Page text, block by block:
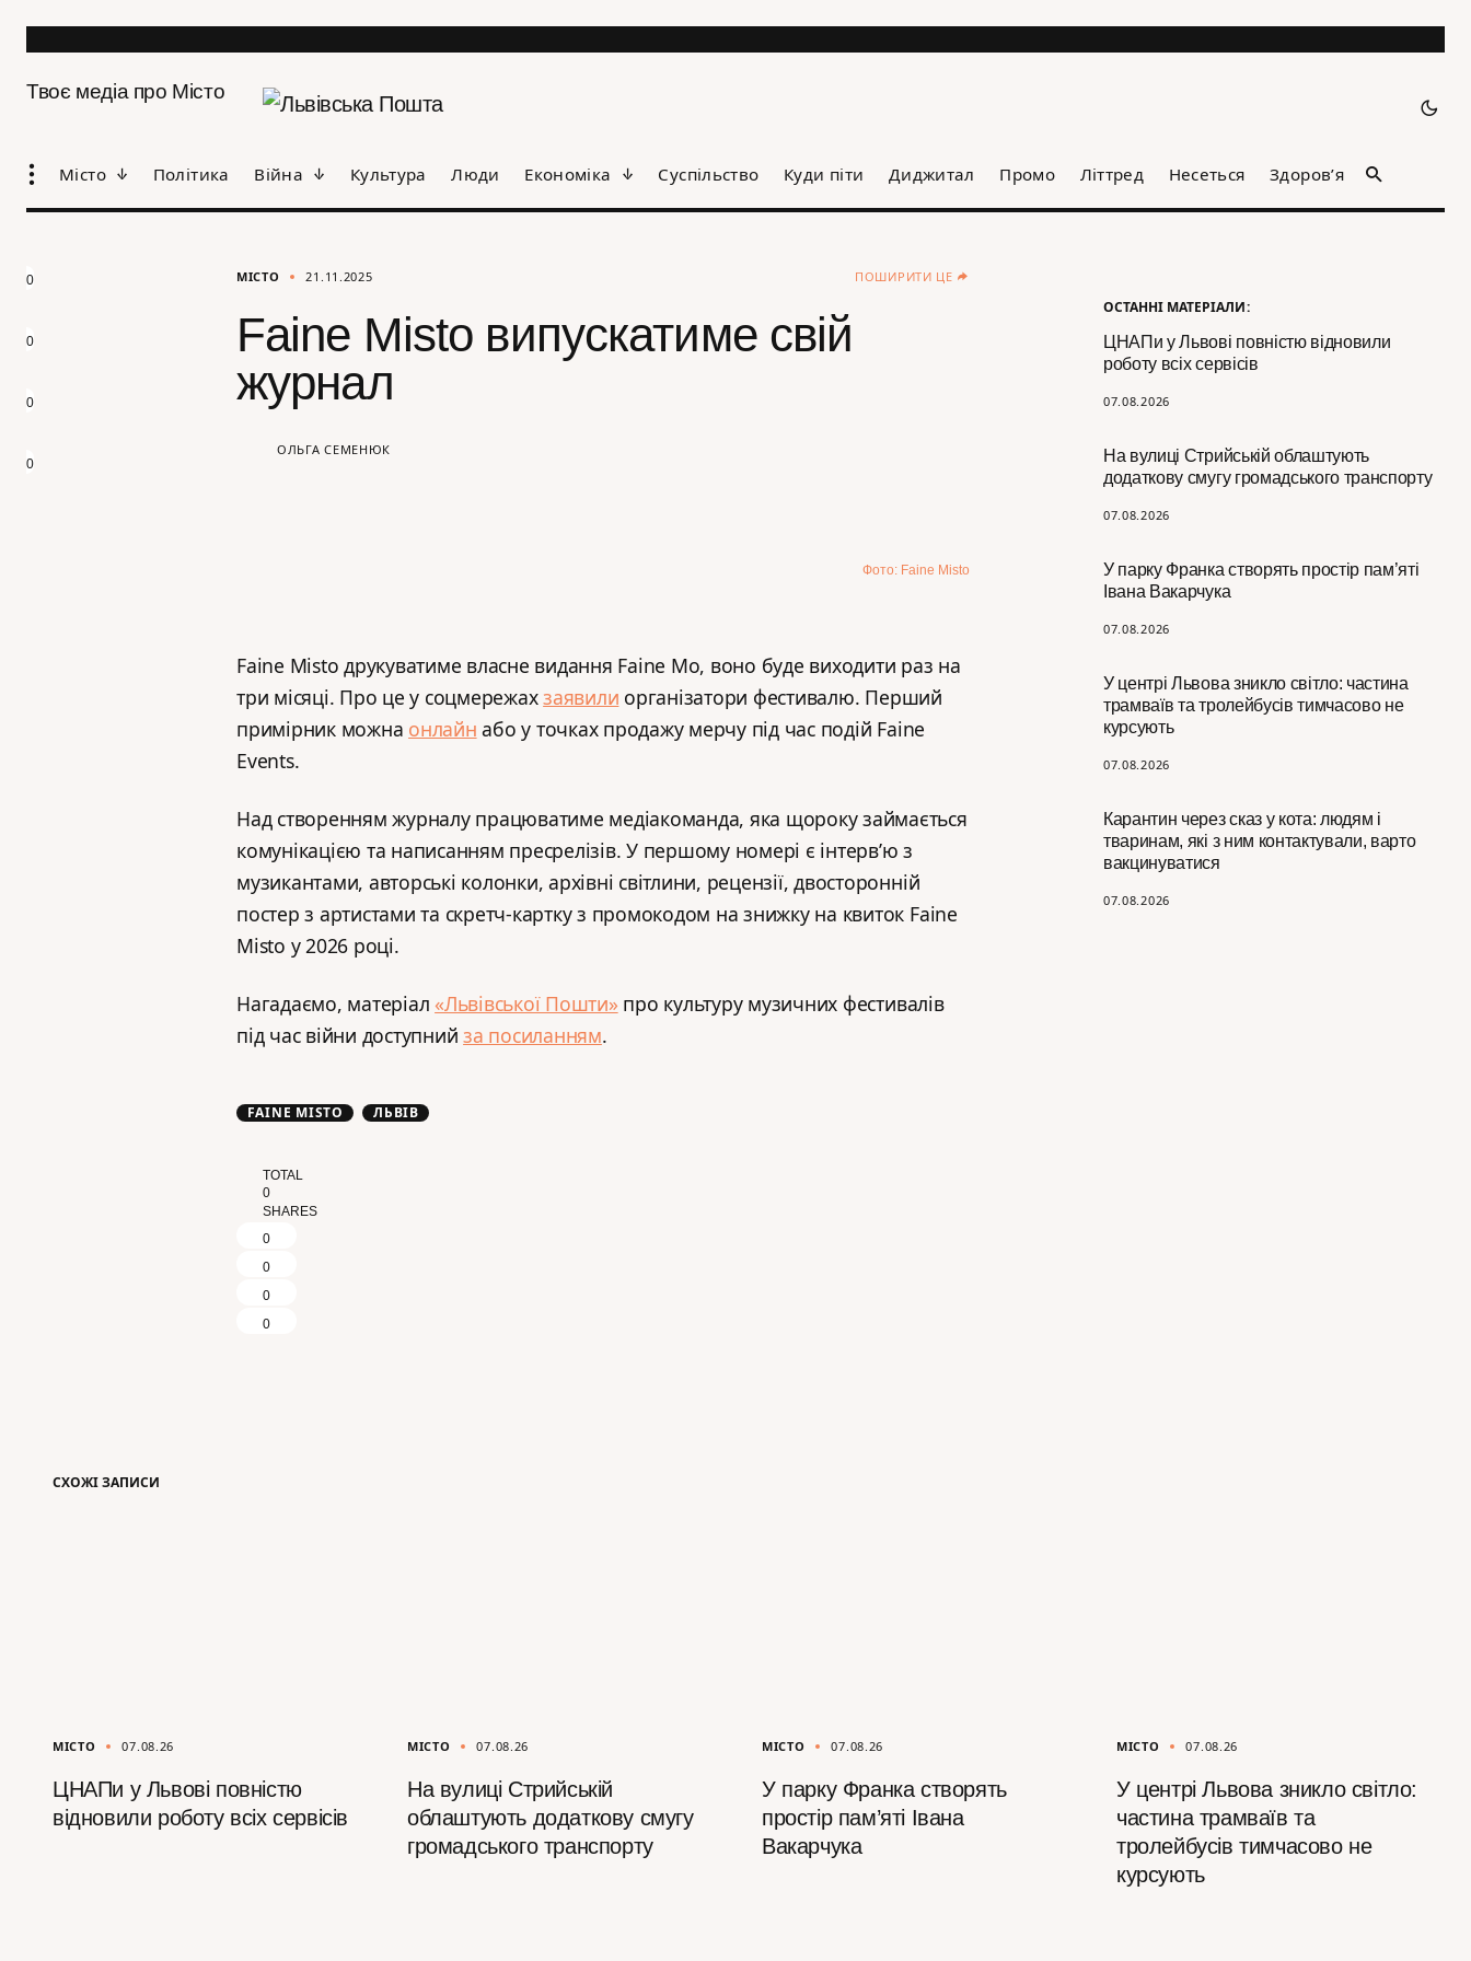
Твоє медіа про Місто
Місто Політика Війна Культура Люди Економіка Суспільство Куди піти Диджитал Промо Літтред Несеться Здоров’я
ОСТАННІ МАТЕРІАЛИ:
ЦНАПи у Львові повністю відновили
роботу всіх сервісів
07.08.2026
На вулиці Стрийській облаштують
додаткову смугу громадського транспорту
07.08.2026
У парку Франка створять простір пам’яті
Івана Вакарчука
07.08.2026
У центрі Львова зникло світло: частина
трамваїв та тролейбусів тимчасово не
курсують
07.08.2026
Карантин через сказ у кота: людям і
тваринам, які з ним контактували, варто
вакцинуватися
07.08.2026
МІСТО 21.11.2025 ПОШИРИТИ ЦЕ
Faine Misto випускатиме свій
журнал
ОЛЬГА СЕМЕНЮК
Фото: Faine Misto
Faine Misto друкуватиме власне видання Faine Mo, воно буде виходити раз на
три місяці. Про це у соцмережахзаявили організатори фестивалю. Перший
примірник можна онлайн або у точках продажу мерчу під час подій Faine
Events.
Над створенням журналу працюватиме медіакоманда, яка щороку займається
комунікацією та написанням пресрелізів. У першому номері є інтерв’ю з
музикантами, авторські колонки, архівні світлини, рецензії, двосторонній
постер з артистами та скретч-картку з промокодом на знижку на квиток Faine
Misto у 2026 році.
Нагадаємо, матеріал«Львівської Пошти» про культуру музичних фестивалів
під час війни доступнийза посиланням.
FAINE MISTO ЛЬВІВ
TOTAL
0
SHARES
0
0
0
0
0
0
0
0
СХОЖІ ЗАПИСИ
МІСТО 07.08.26
ЦНАПи у Львові повністю
відновили роботу всіх сервісів
МІСТО 07.08.26
На вулиці Стрийській
облаштують додаткову смугу
громадського транспорту
МІСТО 07.08.26
У парку Франка створять
простір пам’яті Івана
Вакарчука
МІСТО 07.08.26
У центрі Львова зникло світло:
частина трамваїв та
тролейбусів тимчасово не
курсують